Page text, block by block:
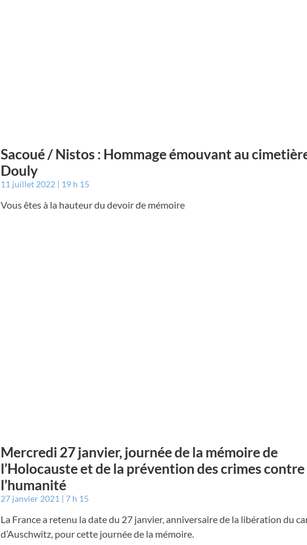
Sacoué / Nistos : Hommage émouvant au
Douly
11 juillet 2022 19 h 15
Vous êtes à la hauteur du devoir de mémoire
Mercredi 27 janvier, journée de la mémoire de
l’Holocauste et de la prévention des crimes contre
l’humanité
27 janvier 2021 7 h 15
La France a retenu la date du 27 janvier, anniversaire de la libération du
d’Auschwitz, pour cette journée de la mémoire.